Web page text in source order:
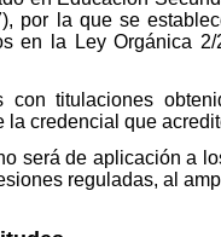
por la que se
en la Ley Orgánica
con titulaciones
la credencial que
será de aplicación a
reguladas, al